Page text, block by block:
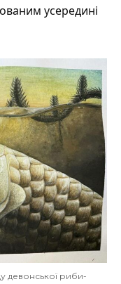
усередині
девонської риби-